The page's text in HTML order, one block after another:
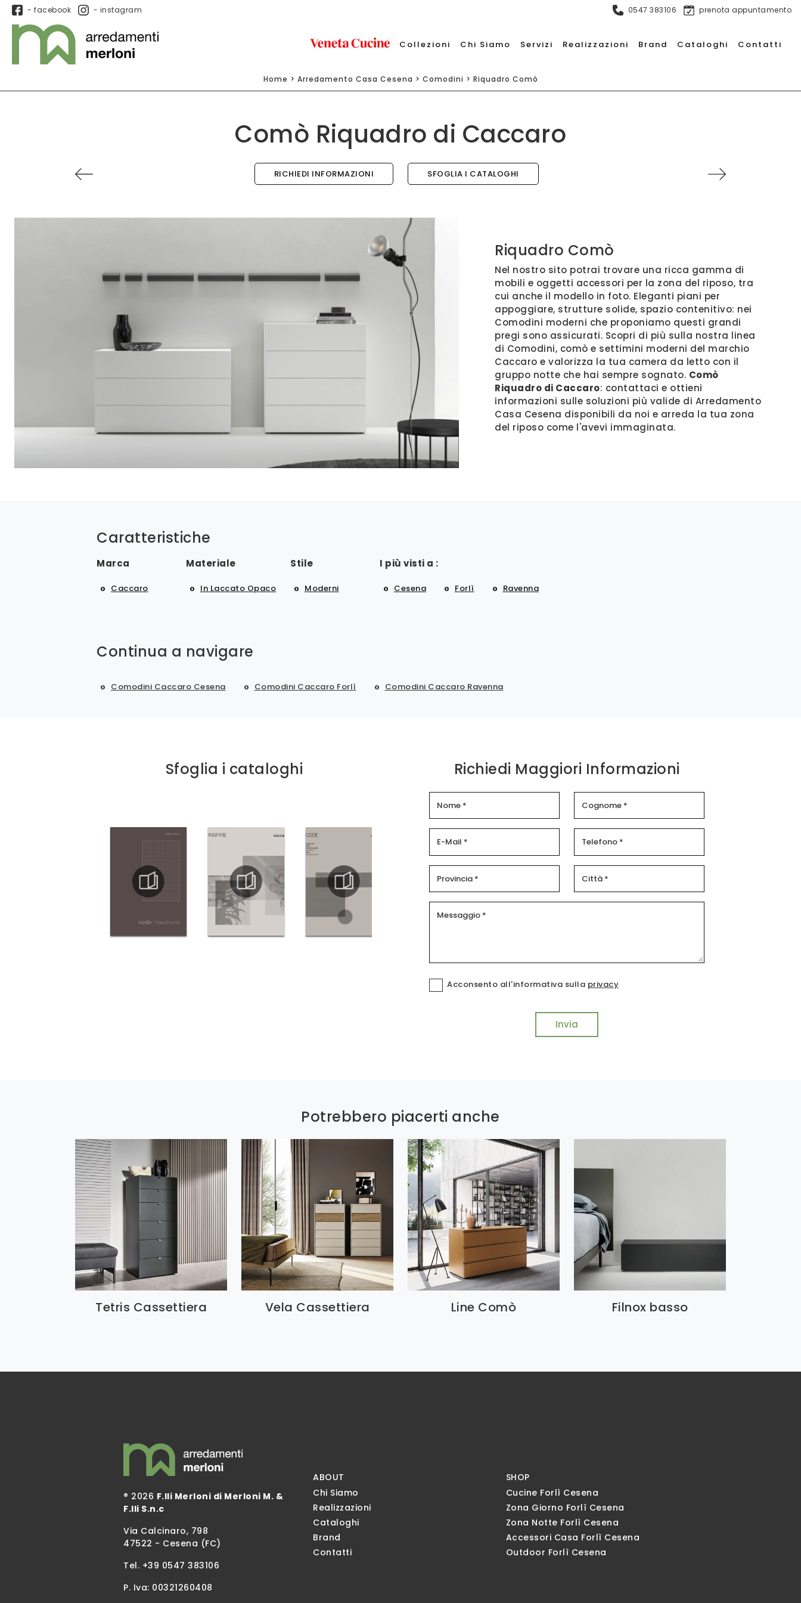
- facebook - instagram 0547 383106 prenota appuntamento
Collezioni Chi Siamo Servizi Realizzazioni Brand Cataloghi Contatti
Home > Arredamento Casa Cesena > Comodini > Riquadro Comò
Comò Riquadro di Caccaro
RICHIEDI INFORMAZIONI SFOGLIA I CATALOGHI
Riquadro Comò
Nel nostro sito potrai trovare una ricca gamma di
mobili e oggetti accessori per la zona del riposo, tra
cui anche il modello in foto. Eleganti piani per
appoggiare, strutture solide, spazio contenitivo: nei
Comodini moderni che proponiamo questi grandi
pregi sono assicurati. Scopri di più sulla nostra linea
di Comodini, comò e settimini moderni del marchio
Caccaro e valorizza la tua camera da letto con il
gruppo notte che hai sempre sognato. Comò
Riquadro di Caccaro: contattaci e ottieni
informazioni sulle soluzioni più valide di Arredamento
Casa Cesena disponibili da noi e arreda la tua zona
del riposo come l'avevi immaginata.
Caratteristiche
Marca
Caccaro
Materiale
In Laccato Opaco
Stile
Moderni
I più visti a :
Cesena Forlì Ravenna
Continua a navigare
Comodini Caccaro Cesena Comodini Caccaro Forlì Comodini Caccaro Ravenna
Sfoglia i cataloghi Richiedi Maggiori Informazioni
Acconsento all'informativa sulla privacy
Invia
Potrebbero piacerti anche
Tetris Cassettiera Vela Cassettiera Line Comò Filnox basso
® 2026 F.lli Merloni di Merloni M. &
F.lli S.n.c
Via Calcinaro, 798
47522 - Cesena (FC)
Tel. +39 0547 383106
P. Iva: 00321260408
ABOUT
Chi Siamo
Realizzazioni
Cataloghi
Brand
Contatti
SHOP
Cucine Forlì Cesena
Zona Giorno Forlì Cesena
Zona Notte Forlì Cesena
Accessori Casa Forlì Cesena
Outdoor Forlì Cesena